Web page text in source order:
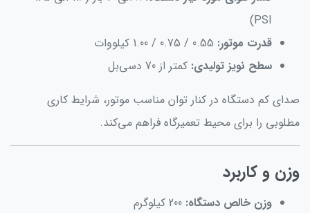
PSI)
قدرت موتور:
سطح نویز تولیدی: کمتر از 70 دسی‌بل
صدای کم دستگاه در کنار توان مناسب موتور، شرایط کاری
مطلوبی را برای محیط تعمیرگاه فراهم می‌کند.
وزن و کاربرد
وزن خالص دستگاه: